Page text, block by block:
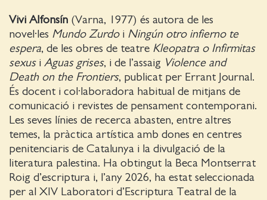
Vivi Alfonsín (Varna, 1977) és autora de les
novel·les Mundo Zurdoi Ningún otro infierno te
espera, de les obres de teatre Kleopatra o Infirmitas
sexusi Aguas grises, i de l’assaig Violence and
Death on the Frontiers, publicat per Errant Journal.
És docent i col·laboradora habitual de mitjans de
comunicació i revistes de pensament contemporani.
Les seves línies de recerca abasten, entre altres
temes, la pràctica artística amb dones en centres
penitenciaris de Catalunya i la divulgació de la
literatura palestina. Ha obtingut la Beca Montserrat
Roig d’escriptura i, l’any 2026, ha estat seleccionada
per al XIV Laboratori d’Escriptura Teatral de la